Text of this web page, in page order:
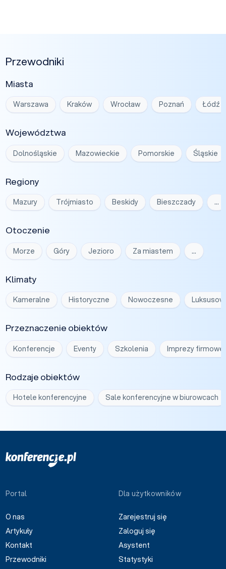
Przewodniki
Miasta
Warszawa Kraków Wrocław Poznań Łódź
Województwa
Dolnośląskie Mazowieckie Pomorskie Śląskie
Regiony
Mazury Trójmiasto Beskidy Bieszczady …
Otoczenie
Morze Góry Jezioro Za miastem …
Klimaty
Kameralne Historyczne Nowoczesne
Przeznaczenie obiektów
Konferencje Eventy Szkolenia Imprezy firmowe
Rodzaje obiektów
Hotele konferencyjne Sale konferencyjne w biurowcach
Portal
O nas
Artykuły
Kontakt
Przewodniki
Dla użytkowników
Zarejestruj się
Zaloguj się
Asystent
Statystyki